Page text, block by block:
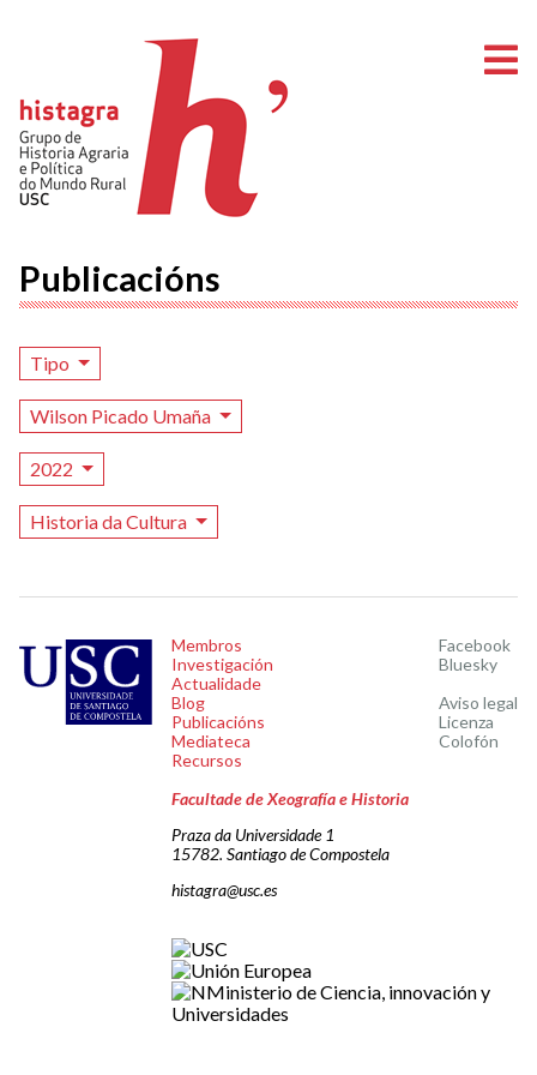
Publicacións
Tipo
Wilson Picado Umaña
2022
Historia da Cultura
Membros
Investigación
Actualidade
Blog
Publicacións
Mediateca
Recursos
Facebook
Bluesky
Aviso legal
Licenza
Colofón
Facultade de Xeografía e Historia
Praza da Universidade 1
15782. Santiago de Compostela
histagra@usc.es